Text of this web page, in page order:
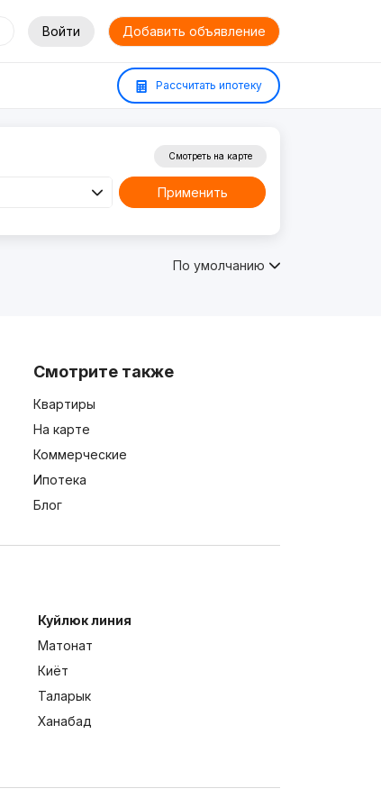
Войти Добавить объявление
Рассчитать ипотеку
Смотреть на карте
Применить
По умолчанию
Смотрите также
Квартиры
На карте
Коммерческие
Ипотека
Блог
Куйлюк линия
Матонат
Киёт
Таларык
Ханабад